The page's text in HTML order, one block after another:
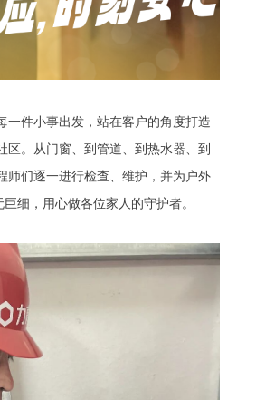
一件小事出发，站在客户的角度打造
区。从门窗、到管道、到热水器、到
师们逐一进行检查、维护，并为户外
细，用心做各位家人的守护者。